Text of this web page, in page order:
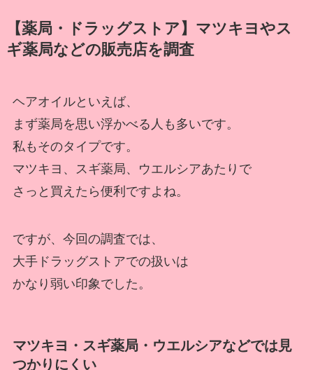
【薬局・ドラッグストア】マツキヨやス
ギ薬局などの販売店を調査
ヘアオイルといえば、
まず薬局を思い浮かべる人も多いです。
私もそのタイプです。
マツキヨ、スギ薬局、ウエルシアあたりで
さっと買えたら便利ですよね。
ですが、今回の調査では、
大手ドラッグストアでの扱いは
かなり弱い印象でした。
マツキヨ・スギ薬局・ウエルシアなどでは見
つかりにくい